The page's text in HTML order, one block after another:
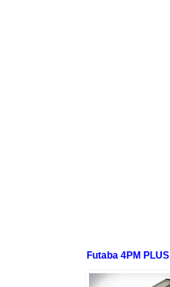
Futaba 4PM PLUS